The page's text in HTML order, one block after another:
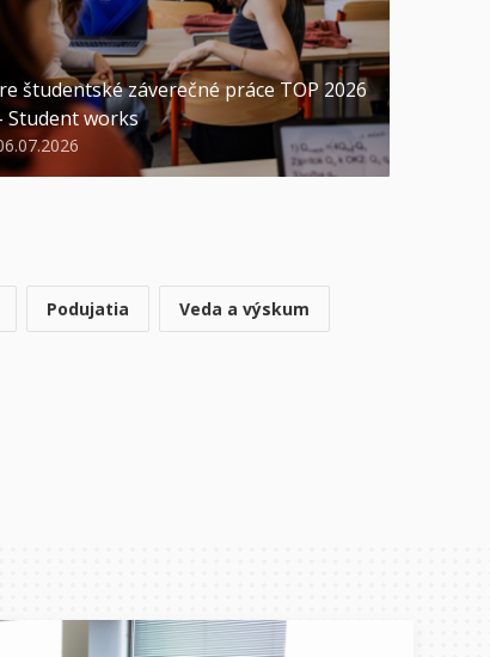
študentské záverečné práce TOP 2026
Student works
Podujatia Veda a výskum